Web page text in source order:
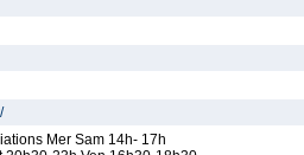
Mer Sam 14h- 17h